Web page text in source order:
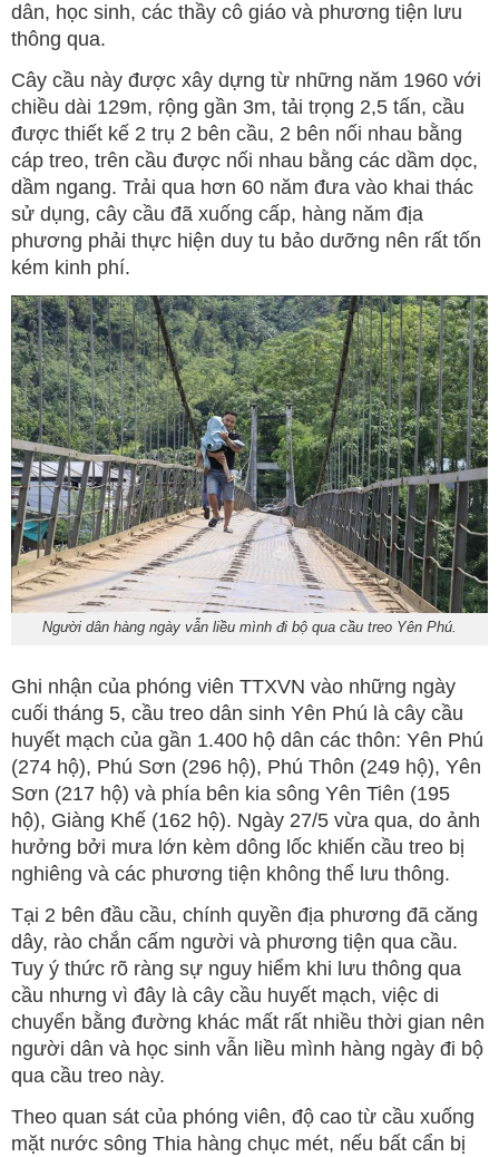
dân, học sinh, các thầy cô giáo và phương tiện lưu
thông qua.
Cây cầu này được xây dựng từ những năm 1960 với
chiều dài 129m, rộng gần 3m, tải trọng 2,5 tấn, cầu
được thiết kế 2 trụ 2 bên cầu, 2 bên nối nhau bằng
cáp treo, trên cầu được nối nhau bằng các dầm dọc,
dầm ngang. Trải qua hơn 60 năm đưa vào khai thác
sử dụng, cây cầu đã xuống cấp, hàng năm địa
phương phải thực hiện duy tu bảo dưỡng nên rất tốn
kém kinh phí.
Người dân hàng ngày vẫn liều mình đi bộ qua cầu treo Yên Phú.
Ghi nhận của phóng viên TTXVN vào những ngày
cuối tháng 5, cầu treo dân sinh Yên Phú là cây cầu
huyết mạch của gần 1.400 hộ dân các thôn: Yên Phú
(274 hộ), Phú Sơn (296 hộ), Phú Thôn (249 hộ), Yên
Sơn (217 hộ) và phía bên kia sông Yên Tiên (195
hộ), Giàng Khế (162 hộ). Ngày 27/5 vừa qua, do ảnh
hưởng bởi mưa lớn kèm dông lốc khiến cầu treo bị
nghiêng và các phương tiện không thể lưu thông.
Tại 2 bên đầu cầu, chính quyền địa phương đã căng
dây, rào chắn cấm người và phương tiện qua cầu.
Tuy ý thức rõ ràng sự nguy hiểm khi lưu thông qua
cầu nhưng vì đây là cây cầu huyết mạch, việc di
chuyển bằng đường khác mất rất nhiều thời gian nên
người dân và học sinh vẫn liều mình hàng ngày đi bộ
qua cầu treo này.
Theo quan sát của phóng viên, độ cao từ cầu xuống
mặt nước sông Thia hàng chục mét, nếu bất cẩn bị